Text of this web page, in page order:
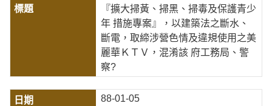
『擴大掃黃、掃黑、掃毒及保護青少
年 措施專案』，以建築法之斷水、
斷電，取締涉營色情及違規使用之美
麗華ＫＴＶ，混淆該 府工務局、警
察?
88-01-05